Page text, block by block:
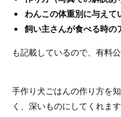
わんこの体重別に与えて
飼い主さんが食べる時の
も記載しているので、有料
手作り犬ごはんの作り方を
く、深いものにしてくれます